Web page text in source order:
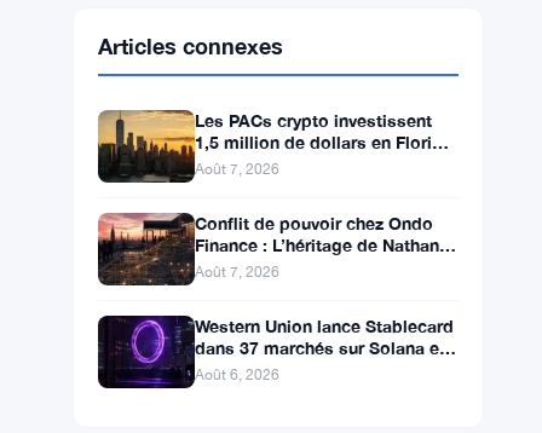
SolanaSOL $72.9104 ▼ -1.36%
XRPXRP $1.0250
Les PACs crypto investissent